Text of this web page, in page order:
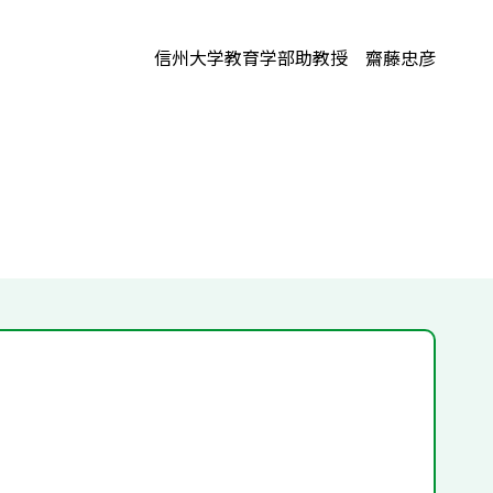
信州大学教育学部助教授 齋藤忠彦